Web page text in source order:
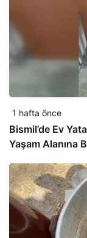
1 hafta önce
Bismil’de Ev
Yaşam Alanına